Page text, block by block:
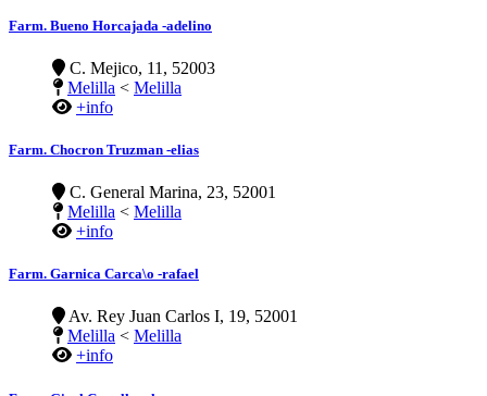
Farm. Bueno Horcajada -adelino
C. Mejico, 11, 52003
Melilla < Melilla
+info
Farm. Chocron Truzman -elias
C. General Marina, 23, 52001
Melilla < Melilla
+info
Farm. Garnica Carca\o -rafael
Av. Rey Juan Carlos I, 19, 52001
Melilla < Melilla
+info